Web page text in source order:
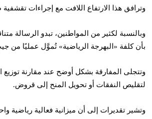
وترافق هذا الارتفاع اللافت مع إجراءات
وبالنسبة لكثير من المواطنين، تبدو
بأن كلفة «البهرجة الرياضية» تُموَّل عمليًا من
وتتجلى المفارقة بشكل أوضح عند مقارنة توزيع
لتقليص النفقات أو تحويل المنح إلى قروض.
وتشير تقديرات إلى أن ميزانية فعالية رياضية